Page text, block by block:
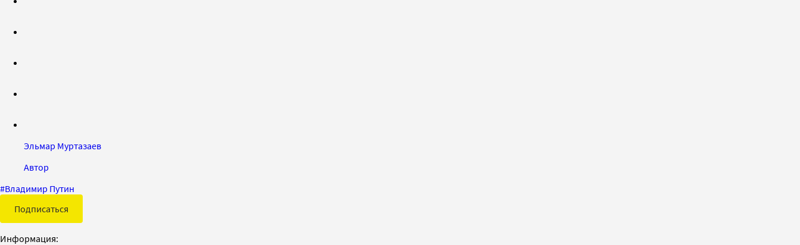
Эльмар Муртазаев
Автор
#Владимир Путин
Подписаться
Информация: